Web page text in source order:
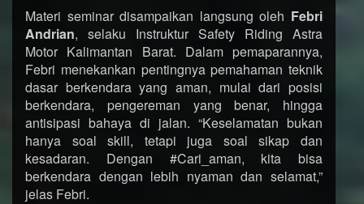
Materi seminar disampaikan langsung oleh Febri
Andrian, selaku Instruktur Safety Riding Astra
Motor Kalimantan Barat. Dalam pemaparannya,
Febri menekankan pentingnya pemahaman teknik
dasar berkendara yang aman, mulai dari posisi
berkendara, pengereman yang benar, hingga
antisipasi bahaya di jalan. “Keselamatan bukan
hanya soal skill, tetapi juga soal sikap dan
kesadaran. Dengan #Cari_aman, kita bisa
berkendara dengan lebih nyaman dan selamat,”
jelas Febri.